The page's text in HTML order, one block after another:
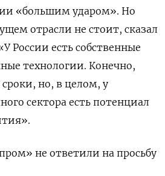
«большим ударом». Но
отрасли не стоит, сказал
России есть собственные
технологии. Конечно,
но, в целом, у
сектора есть потенциал
не ответили на просьбу